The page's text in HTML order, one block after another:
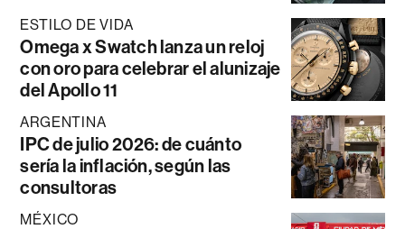
ESTILO DE VIDA
Omega x Swatch lanza un reloj
con oro para celebrar el alunizaje
del Apollo 11
ARGENTINA
IPC de julio 2026: de cuánto
sería la inflación, según las
consultoras
MÉXICO